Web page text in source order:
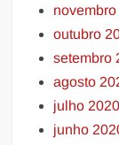
outubro
setembro
agosto
julho 2020
junho